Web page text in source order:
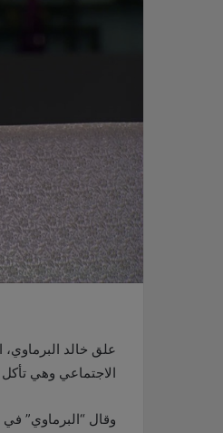
علق خالد
الاجتماعي وهي تأكل
وقال “البرماوي” في